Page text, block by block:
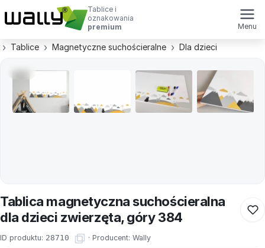
Tablice i
oznakowania
premium
Menu
Tablice Magnetyczne suchościeralne Dla dzieci
Tablica magnetyczna suchościeralna
dla dzieci zwierzęta, góry 384
ID produktu: 28710 · Producent: Wally